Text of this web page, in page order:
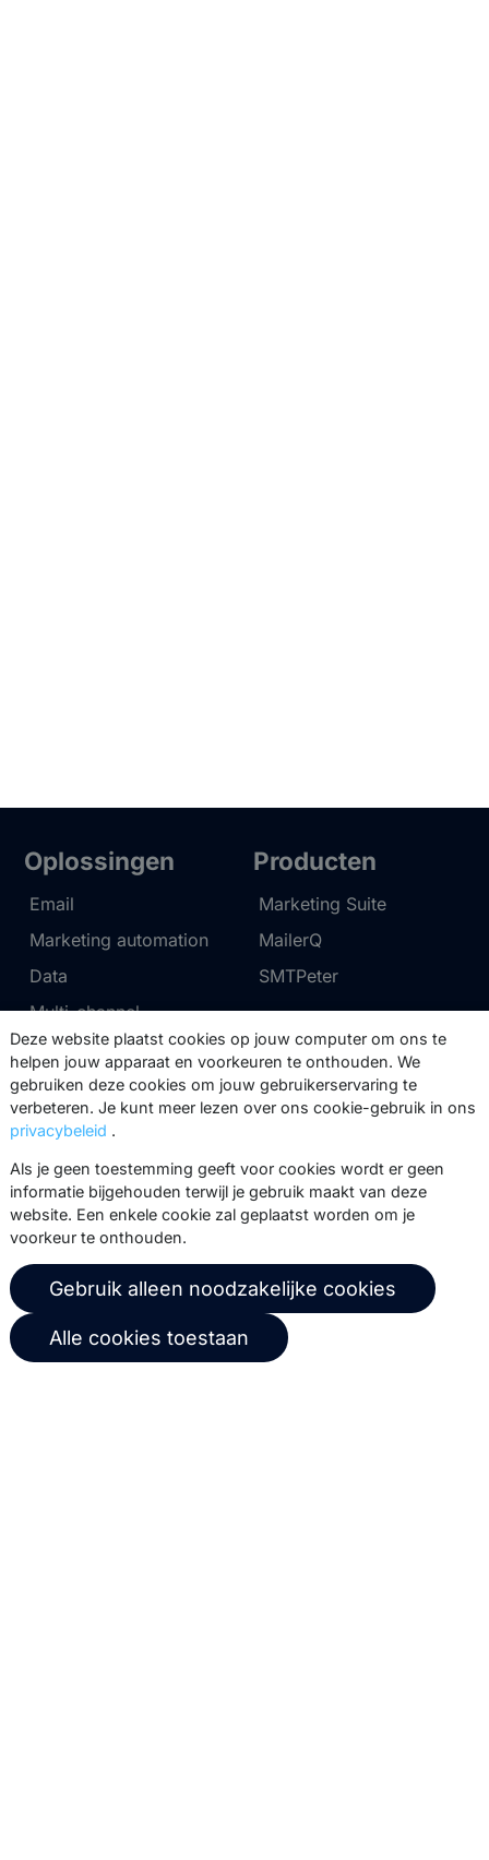
Oplossingen
Email
Marketing automation
Data
Multi-channel
Producten
Marketing Suite
MailerQ
SMTPeter
Tarieven
Marketing Suite tarieven
MailerQ tarieven
Support
Partnernetwerk
Trainingen
Stuur een ticket
Over ons
Copernica-nieuws
Carrière bij Copernica
Copernica BV
De Ruijterkade 112
1011 AB
Deze website plaatst cookies op jouw computer om ons te
helpen jouw apparaat en voorkeuren te onthouden. We
gebruiken deze cookies om jouw gebruikerservaring te
verbeteren. Je kunt meer lezen over ons cookie-gebruik in ons
privacybeleid .
Als je geen toestemming geeft voor cookies wordt er geen
informatie bijgehouden terwijl je gebruik maakt van deze
website. Een enkele cookie zal geplaatst worden om je
voorkeur te onthouden.
Gebruik alleen noodzakelijke cookies
Alle cookies toestaan